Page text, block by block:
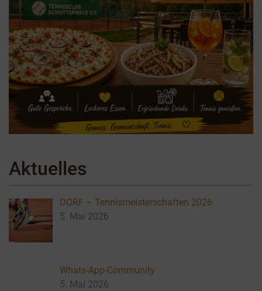
Aktuelles
DORF – Tennismeisterschaften 2026
5. Mai 2026
Whats-App-Community
5. Mai 2026